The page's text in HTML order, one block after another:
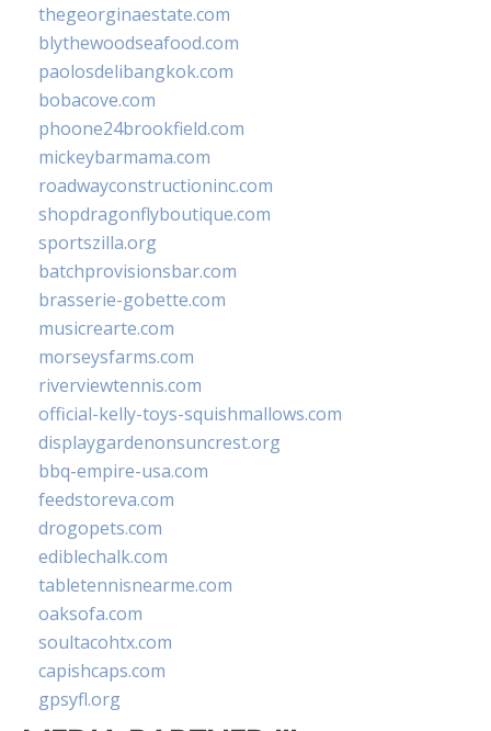
thegeorginaestate.com
blythewoodseafood.com
paolosdelibangkok.com
bobacove.com
phoone24brookfield.com
mickeybarmama.com
roadwayconstructioninc.com
shopdragonflyboutique.com
sportszilla.org
batchprovisionsbar.com
brasserie-gobette.com
musicrearte.com
morseysfarms.com
riverviewtennis.com
official-kelly-toys-squishmallows.com
displaygardenonsuncrest.org
bbq-empire-usa.com
feedstoreva.com
drogopets.com
ediblechalk.com
tabletennisnearme.com
oaksofa.com
soultacohtx.com
capishcaps.com
gpsyfl.org